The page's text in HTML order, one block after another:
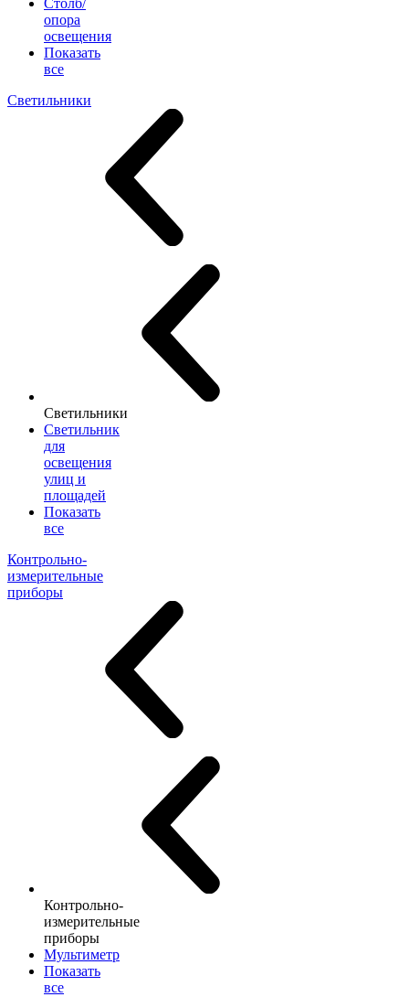
Столб/
опора
освещения
Показать
все
Светильники
Светильники
Светильник
для
освещения
улиц и
площадей
Показать
все
Контрольно-
измерительные
приборы
Контрольно-
измерительные
приборы
Мультиметр
Показать
все